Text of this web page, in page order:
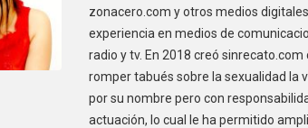
zonacero.com y otros medios
experiencia en medios de
radio y tv. En 2018 creó
romper tabués sobre la sexualidad la
por su nombre pero con
actuación, lo cual le ha permitido